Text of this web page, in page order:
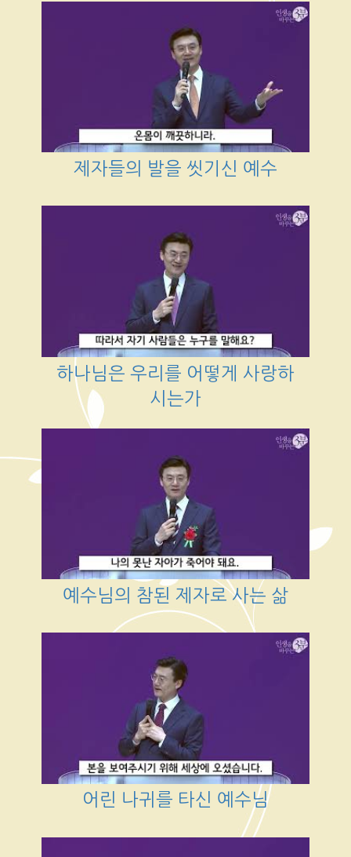
제자들의 발을 씻기신 예수
하나님은 우리를 어떻게 사랑하
시는가
예수님의 참된 제자로 사는 삶
어린 나귀를 타신 예수님